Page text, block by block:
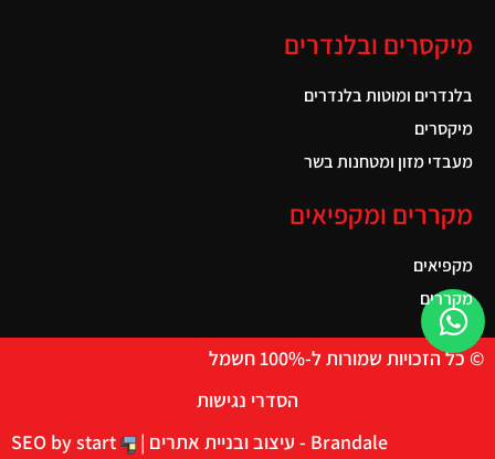
מיקסרים ובלנדרים
בלנדרים ומוטות בלנדרים
מיקסרים
מעבדי מזון ומטחנות בשר
מקררים ומקפיאים
מקפיאים
מקררים
© כל הזכויות שמורות ל-100% חשמל
הסדרי נגישות
Brandale - עיצוב ובניית אתרים |